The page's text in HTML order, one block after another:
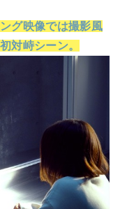
グ映像では撮影風
対峙シーン。